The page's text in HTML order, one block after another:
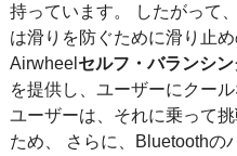
持っています。 したがって
は滑りを防ぐために滑り止
Airwheel セルフ・バランシ
を提供し、ユーザーにクー
ユーザーは、それに乗って
ため、 さらに、Bluetoothの